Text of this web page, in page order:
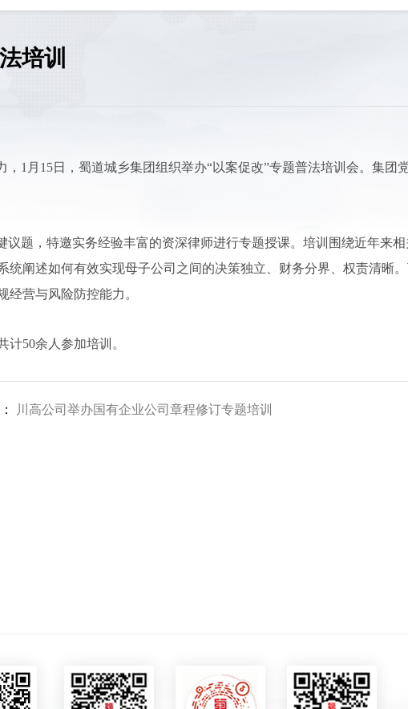
培训
1月15日，蜀道城乡集团组织举办“以案促改”专题普法培训会。集团
题，特邀实务经验丰富的资深律师进行专题授课。培训围绕近年来相
阐述如何有效实现母子公司之间的决策独立、财务分界、权责清晰
营与风险防控能力。
50余人参加培训。
川高公司举办国有企业公司章程修订专题培训